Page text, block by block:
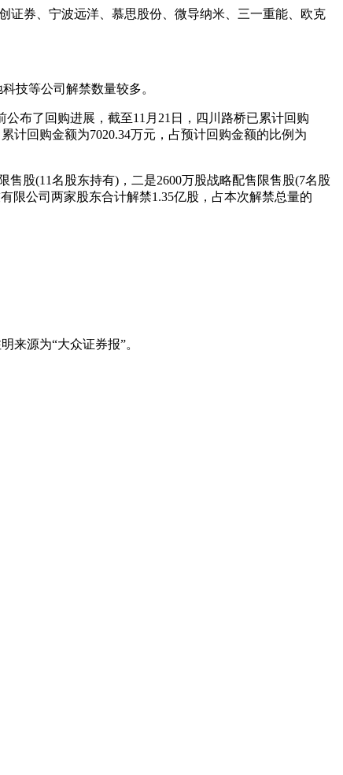
证券、宁波远洋、慕思股份、微导纳米、三一重能、欧克
技等公司解禁数量较多。
布了回购进展，截至11月21日，四川路桥已累计回购
计回购金额为7020.34万元，占预计回购金额的比例为
股(11名股东持有)，二是2600万股战略配售限售股(7名股
限公司两家股东合计解禁1.35亿股，占本次解禁总量的
来源为“大众证券报”。